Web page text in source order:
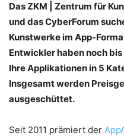
Das ZKM | Zentrum für
und das CyberForum
Kunstwerke im App-
Entwickler haben noch
Ihre Applikationen in 5
Insgesamt werden
ausgeschüttet.
Seit 2011 prämiert der